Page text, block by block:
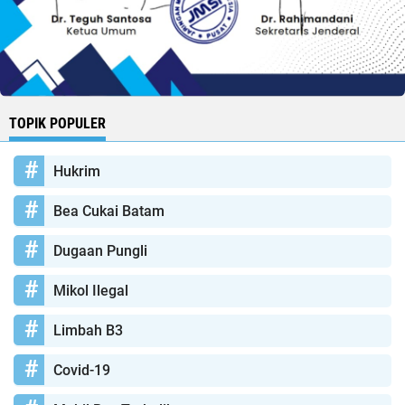
TOPIK POPULER
Hukrim
Bea Cukai Batam
Dugaan Pungli
Mikol Ilegal
Limbah B3
Covid-19